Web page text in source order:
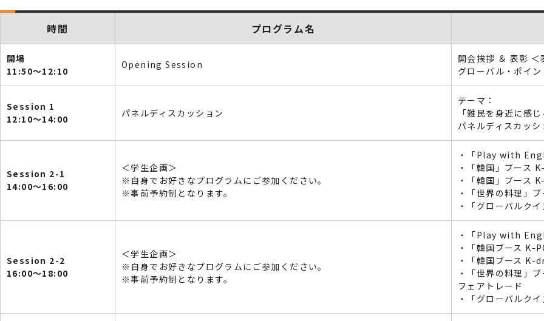
時間 プログラム名
開場
11:50～12:10
Opening Session
開会挨拶 ＆ 表彰 ＜
グローバル・ポイン
Session 1
12:10～14:00
パネルディスカッション
テーマ：
「難民を身近に感
パネルディスカッシ
Session 2-1
14:00～16:00
＜学生企画＞
※自身でお好きなプログラムにご参加ください。
※事前予約制となります。
・「Play with
・「韓国」ブース
・「韓国」ブース
・「世界の料理」
・「グローバルクイ
Session 2-2
16:00～18:00
＜学生企画＞
※自身でお好きなプログラムにご参加ください。
※事前予約制となります。
・「Play with
・「韓国ブース K-
・「韓国ブース K-
・「世界の料理」ブ
フェアトレード
・「グローバルクイ